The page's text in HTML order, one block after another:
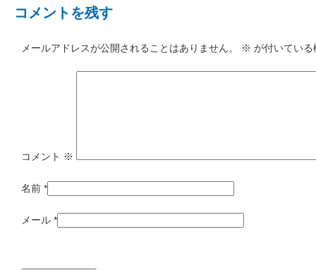
コメントを残す
メールアドレスが公開されることはありません。 ※ が付いてい
コメント ※
名前 *
メール *